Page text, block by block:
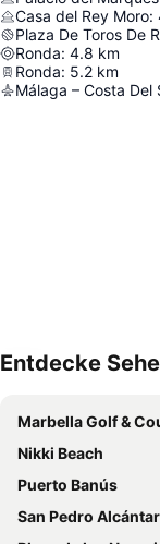
Casa del Rey Moro:
Plaza De Toros De
Ronda: 4.8 km
Ronda: 5.2 km
Málaga – Costa Del
Entdecke
Marbella Golf &
Nikki Beach
Puerto Banús
San Pedro